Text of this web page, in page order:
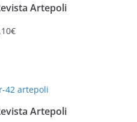
Artepoli
€
Artepoli